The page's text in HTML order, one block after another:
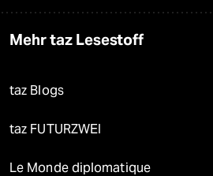
Mehr taz Lesestoff
taz Blogs
taz FUTURZWEI
Le Monde diplomatique